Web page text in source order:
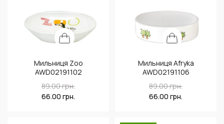
Мильниця Zoo
AWD02191102
89.00грн.
66.00 грн.
Мильниця Afryka
AWD02191106
89.00грн.
66.00 грн.